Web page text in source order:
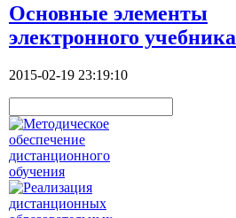
Основные элементы
электронного учебника
2015-02-19 23:19:10